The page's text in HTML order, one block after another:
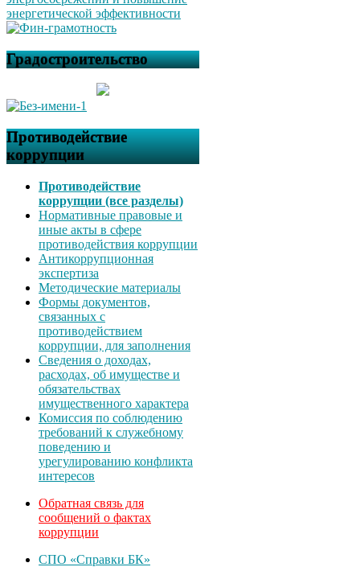
Градостроительство
Противодействие
коррупции
Противодействие
коррупции (все разделы)
Нормативные правовые и
иные акты в сфере
противодействия коррупции
Антикоррупционная
экспертиза
Методические материалы
Формы документов,
связанных с
противодействием
коррупции, для заполнения
Сведения о доходах,
расходах, об имуществе и
обязательствах
имущественного характера
Комиссия по соблюдению
требований к служебному
поведению и
урегулированию конфликта
интересов
Обратная связь для
сообщений о фактах
коррупции
СПО «Справки БК»